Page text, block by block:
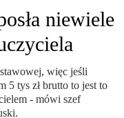
niewiele
więc jeśli
5 tys zł brutto to jest to
- mówi szef